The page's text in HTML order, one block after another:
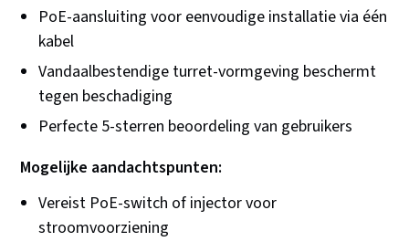
PoE-aansluiting voor eenvoudige installatie via één
kabel
Vandaalbestendige turret-vormgeving beschermt
tegen beschadiging
Perfecte 5-sterren beoordeling van gebruikers
Mogelijke aandachtspunten:
Vereist PoE-switch of injector voor
stroomvoorziening